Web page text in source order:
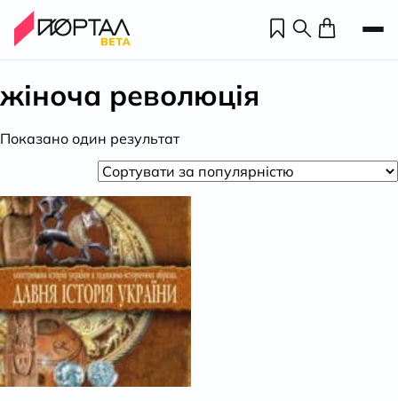
жіноча революція
Показано один результат